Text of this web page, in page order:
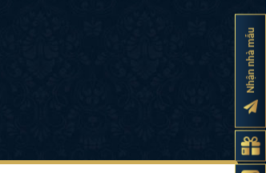
Nhận nhà mẫu